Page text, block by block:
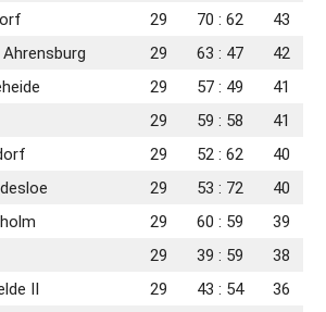
29 70 : 62
43
29 63 : 47
42
29 57 : 49
41
29 59 : 58
41
29 52 : 62
40
29 53 : 72
40
29 60 : 59
39
29 39 : 59
38
II 29 43 : 54
36